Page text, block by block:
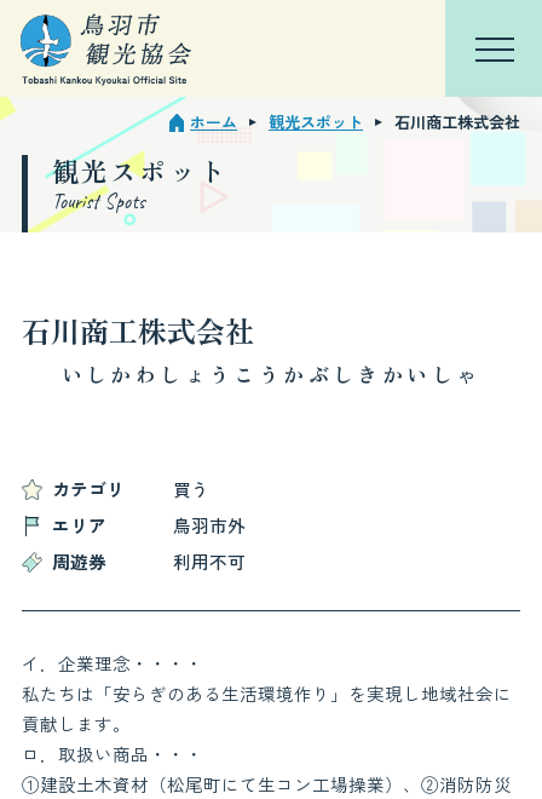
TOP
鳥羽を知る
観光スポット
宿泊観光周遊券
お知らせ
鳥羽市観光協会について
お問い合わせ
フォトギャラリー
パンフレット
観光スポット
Tourist Spots
ホーム 観光スポット 石川商工株式会社
石川商工株式会社
いしかわしょうこうかぶしきかいしゃ
カテゴリ
買う
エリア
鳥羽市外
周遊券
利用不可
イ．企業理念・・・・
私たちは「安らぎのある生活環境作り」を実現し地域社会に
貢献します。
ロ．取扱い商品・・・
①建設土木資材（松尾町にて生コン工場操業）、②消防防災